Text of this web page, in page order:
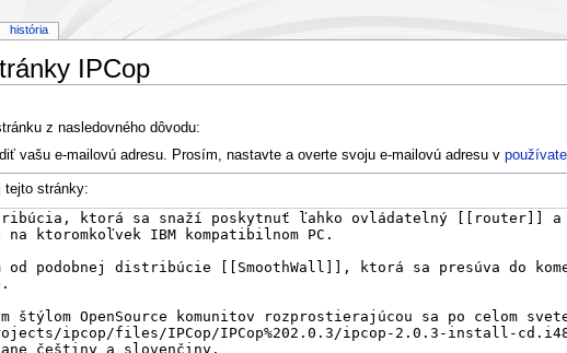
IPCop
z nasledovného dôvodu:
vašu e-mailovú adresu. Prosím, nastavte a overte svoju e-mailovú adresu v
tejto stránky:
história